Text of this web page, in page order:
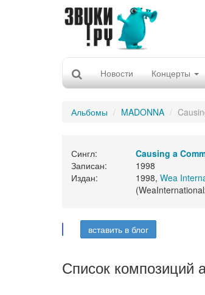
Новости Концерты
Альбомы MADONNA
Сингл:
Causing a
Записан:
1998
Издан:
1998, Wea
вставить в блог
Список композиций